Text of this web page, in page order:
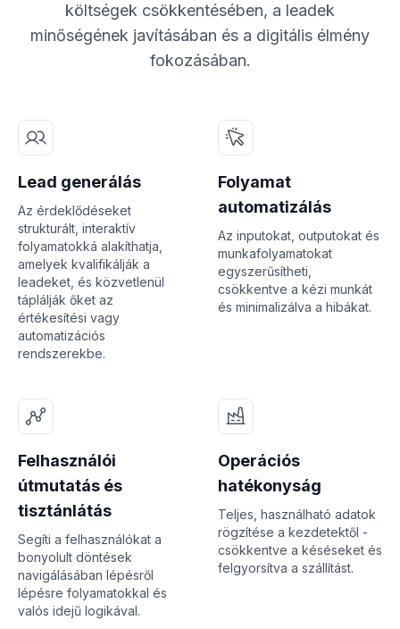
költségek csökkentésében, a leadek
minőségének javításában és a digitális élmény
fokozásában.
Lead generálás
Az érdeklődéseket
strukturált, interaktív
folyamatokká alakíthatja,
amelyek kvalifikálják a
leadeket, és közvetlenül
táplálják őket az
értékesítési vagy
automatizációs
rendszerekbe.
Folyamat
automatizálás
Az inputokat, outputokat és
munkafolyamatokat
egyszerűsítheti,
csökkentve a kézi munkát
és minimalizálva a hibákat.
Felhasználói
útmutatás és
tisztánlátás
Segíti a felhasználókat a
bonyolult döntések
navigálásában lépésről
lépésre folyamatokkal és
valós idejű logikával.
Operációs
hatékonyság
Teljes, használható adatok
rögzítése a kezdetektől -
csökkentve a késéseket és
felgyorsítva a szállítást.